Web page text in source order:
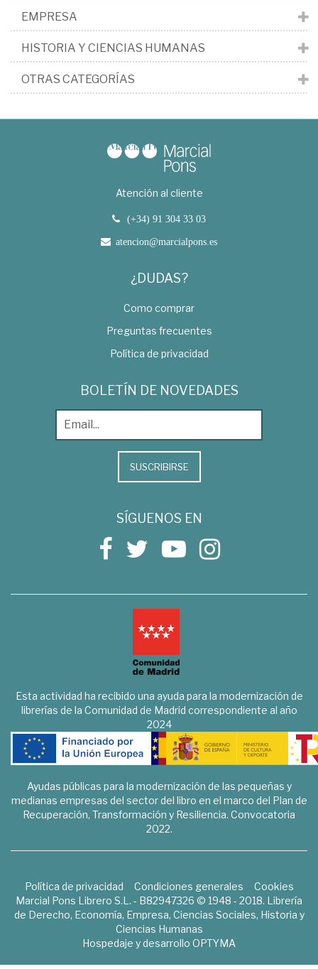
EMPRESA
HISTORIA Y CIENCIAS HUMANAS
OTRAS CATEGORÍAS
Atención al cliente
(+34) 91 304 33 03
atencion@marcialpons.es
¿DUDAS?
Como comprar
Preguntas frecuentes
Política de privacidad
BOLETÍN DE NOVEDADES
SUSCRIBIRSE
SÍGUENOS EN
Esta actividad ha recibido una ayuda para la modernización de
librerías de la Comunidad de Madrid correspondiente al año
2024
Ayudas públicas para la modernización de las pequeñas y
medianas empresas del sector del libro en el marco del Plan de
Recuperación, Transformación y Resiliencia. Convocatoria
2022.
Política de privacidad Condiciones generales
Cookies
Marcial Pons Librero S.L. - B82947326 © 1948 - 2018. Librería
de Derecho, Economía, Empresa, Ciencias Sociales, Historia y
Ciencias Humanas
Hospedaje y desarrollo OPTYMA